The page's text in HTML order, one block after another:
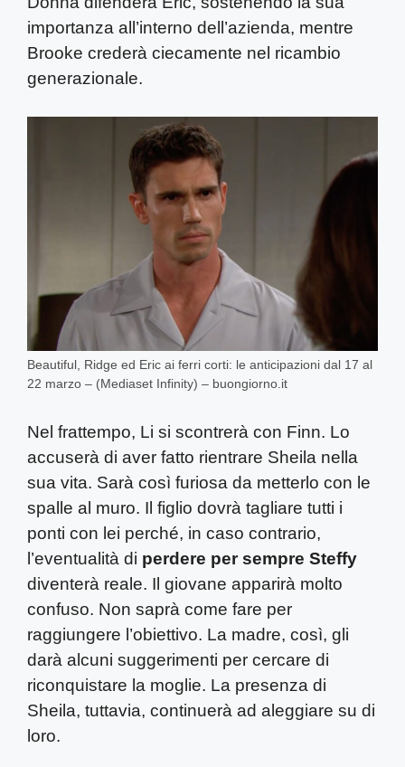
importanza all’interno dell’azienda, mentre
Brooke crederà ciecamente nel ricambio
generazionale.
Beautiful, Ridge ed Eric ai ferri corti: le anticipazioni dal 17 al
22 marzo – (Mediaset Infinity) – buongiorno.it
Nel frattempo, Li si scontrerà con Finn. Lo
accuserà di aver fatto rientrare Sheila nella
sua vita. Sarà così furiosa da metterlo con le
spalle al muro. Il figlio dovrà tagliare tutti i
ponti con lei perché, in caso contrario,
l’eventualità di perdere per sempre Steffy
diventerà reale. Il giovane apparirà molto
confuso. Non saprà come fare per
raggiungere l’obiettivo. La madre, così, gli
darà alcuni suggerimenti per cercare di
riconquistare la moglie. La presenza di
Sheila, tuttavia, continuerà ad aleggiare su di
loro.